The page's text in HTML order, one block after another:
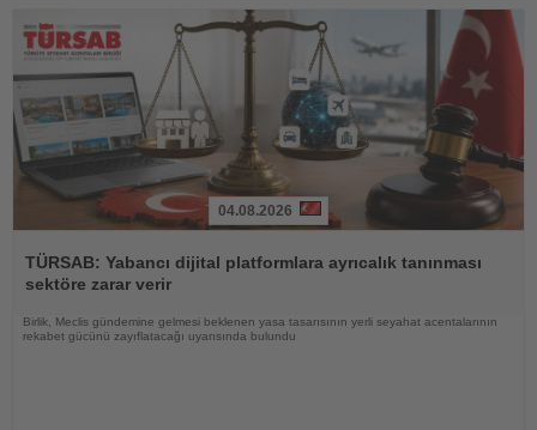
Oku
04.08.2026
TÜRSAB: Yabancı dijital platformlara ayrıcalık tanınması
sektöre zarar verir
Birlik, Meclis gündemine gelmesi beklenen yasa tasarısının yerli seyahat acentalarının
rekabet gücünü zayıflatacağı uyarısında bulundu